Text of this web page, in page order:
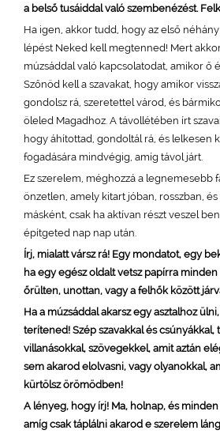
a belső tusáiddal való szembenézést.
Ha igen, akkor tudd, hogy az első
lépést Neked kell megtenned! Mert
múzsáddal való kapcsolatodat, amikor ő
Szőnöd kell a szavakat, hogy amikor
gondolsz rá, szeretettel várod, és
öleled Magadhoz. A távollétében írt
hogy áhítottad, gondoltál rá, és lelkesen
fogadására mindvégig, amíg távol járt.
Ez szerelem, méghozzá a legnemesebb
önzetlen, amely kitart jóban, rosszban,
másként, csak ha aktívan részt veszel
építgeted nap nap után.
Írj, mialatt vársz rá! Egy mondatot, egy
ha egy egész oldalt vetsz papírra minden
őrülten, unottan, vagy a felhők között
Ha a múzsáddal akarsz egy asztalhoz
terítened! Szép szavakkal és
villanásokkal, szövegekkel, amit aztán
sem akarod elolvasni, vagy olyanokkal,
kürtölsz örömödben!
A lényeg, hogy írj! Ma, holnap, és
amíg csak táplálni akarod e szerelem